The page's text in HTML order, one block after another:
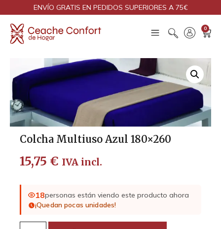
ENVÍO GRATIS EN PEDIDOS SUPERIORES A 75€
0
Colcha Multiuso Azul 180×260
15,75 € IVA incl.
18personas están viendo este producto ahora
¡Quedan pocas unidades!